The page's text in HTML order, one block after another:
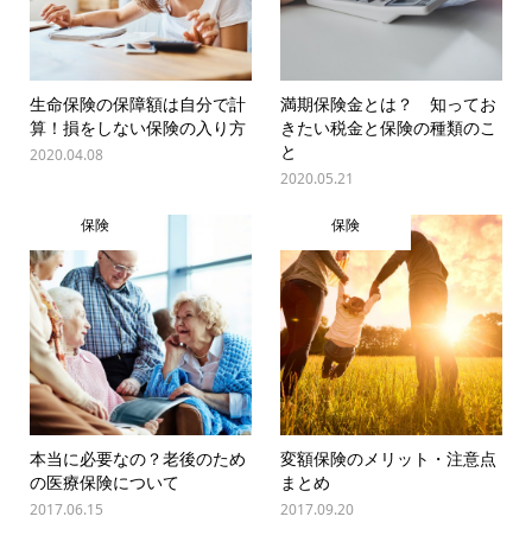
生命保険の保障額は自分で計
算！損をしない保険の入り方
2020.04.08
満期保険金とは？ 知ってお
きたい税金と保険の種類のこ
と
2020.05.21
保険
本当に必要なの？老後のため
の医療保険について
2017.06.15
保険
変額保険のメリット・注意点
まとめ
2017.09.20